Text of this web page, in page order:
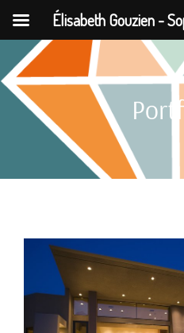
Passer
au
contenu
Élisabeth Gouzien -